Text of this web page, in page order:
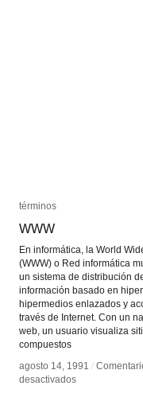
términos
WWW
En informática, la World
(WWW) o Red informática
un sistema de distribución
información basado en
hipermedios enlazados y
través de Internet. Con un
web, un usuario visualiza
compuestos
agosto 14, 1991 /
desactivadosen
términos
WWW
agosto 14, 1991 /
desactivadosen